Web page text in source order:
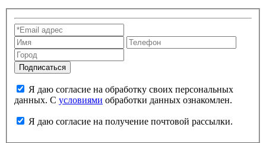
данных. С условиями обработки данных ознакомлен.
Я даю согласие на получение почтовой рассылки.